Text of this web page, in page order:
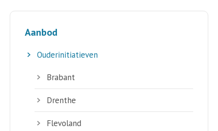
Aanbod
Ouderinitiatieven
Brabant
Drenthe
Flevoland